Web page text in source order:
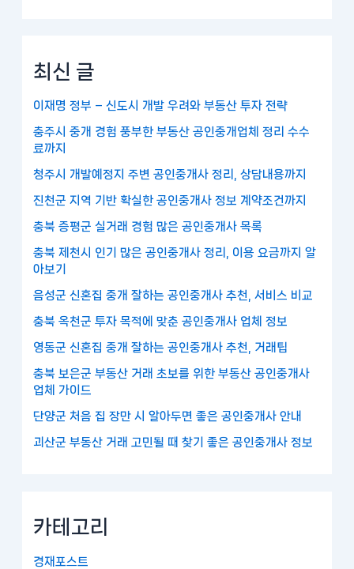
최신 글
이재명 정부 – 신도시 개발 우려와 부동산 투자 전략
충주시 중개 경험 풍부한 부동산 공인중개업체 정리 수수
료까지
청주시 개발예정지 주변 공인중개사 정리, 상담내용까지
진천군 지역 기반 확실한 공인중개사 정보 계약조건까지
충북 증평군 실거래 경험 많은 공인중개사 목록
충북 제천시 인기 많은 공인중개사 정리, 이용 요금까지 알
아보기
음성군 신혼집 중개 잘하는 공인중개사 추천, 서비스 비교
충북 옥천군 투자 목적에 맞춘 공인중개사 업체 정보
영동군 신혼집 중개 잘하는 공인중개사 추천, 거래팁
충북 보은군 부동산 거래 초보를 위한 부동산 공인중개사
업체 가이드
단양군 처음 집 장만 시 알아두면 좋은 공인중개사 안내
괴산군 부동산 거래 고민될 때 찾기 좋은 공인중개사 정보
카테고리
경재포스트